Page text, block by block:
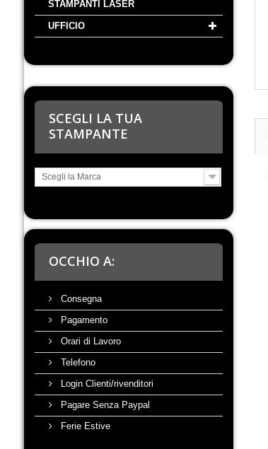
STAMPANTI LASER
UFFICIO
SCEGLI LA TUA
STAMPANTE
Scegli la Marca
OCCHIO A:
Consegna
Pagamento
Orari di Lavoro
Telefono
Login Clienti/rivenditori
Pagare Senza Paypal
Ferie Estive